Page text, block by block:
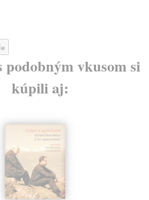
podobným vkusom si
kúpili aj: